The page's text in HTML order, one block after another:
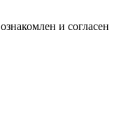
ознакомлен и согласен